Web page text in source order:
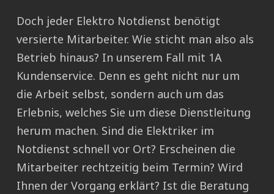
Doch jeder Elektro Notdienst benötigt
versierte Mitarbeiter. Wie sticht man also als
Betrieb hinaus? In unserem Fall mit 1A
Kundenservice. Denn es geht nicht nur um
die Arbeit selbst, sondern auch um das
Erlebnis, welches Sie um diese Dienstleitung
herum machen. Sind die Elektriker im
Notdienst schnell vor Ort? Erscheinen die
Mitarbeiter rechtzeitig beim Termin? Wird
Ihnen der Vorgang erklärt? Ist die Beratung